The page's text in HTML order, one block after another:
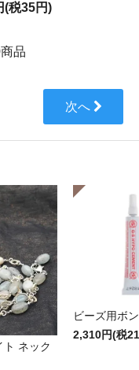
(税35円)
商品
次へ
ト ネック
ビーズ用ボ
2,310円(税